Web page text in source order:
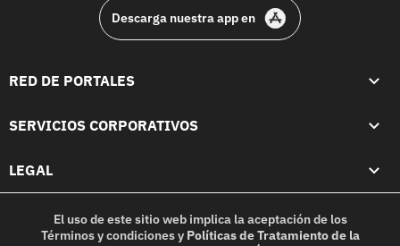
Descarga nuestra app en
RED DE PORTALES
SERVICIOS CORPORATIVOS
LEGAL
El uso de este sitio web implica la aceptación de los
Términos y condicionesy Políticas de Tratamiento de la